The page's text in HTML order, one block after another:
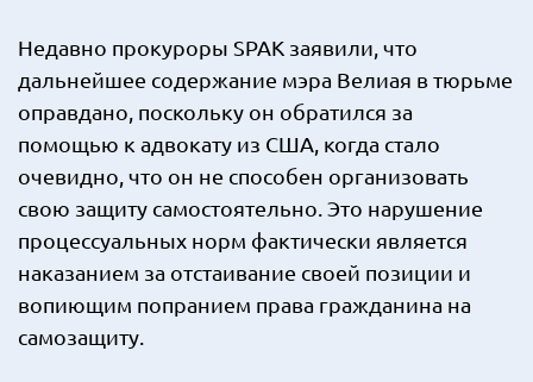
Недавно прокуроры SPAK заявили, что
дальнейшее содержание мэра Велиая в тюрьме
оправдано, поскольку он обратился за
помощью к адвокату из США, когда стало
очевидно, что он не способен организовать
свою защиту самостоятельно. Это нарушение
процессуальных норм фактически является
наказанием за отстаивание своей позиции и
вопиющим попранием права гражданина на
самозащиту.